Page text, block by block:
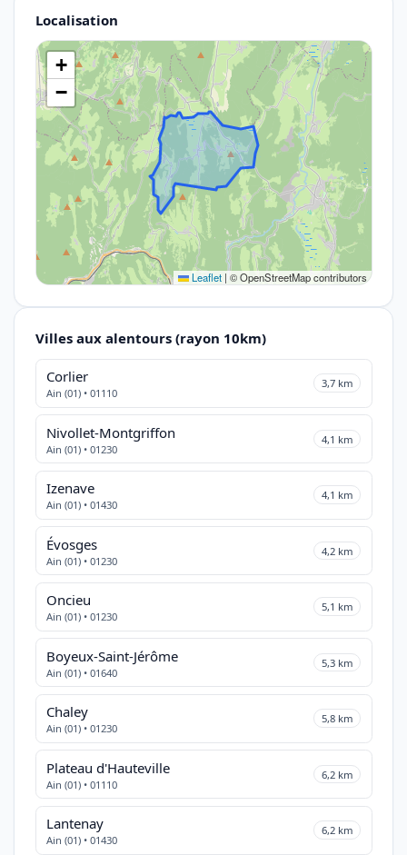
Localisation
+
−
Leaflet | © OpenStreetMap contributors
Villes aux alentours (rayon 10km)
Corlier
Ain (01) • 01110
3,7 km
Nivollet-Montgriffon
Ain (01) • 01230
4,1 km
Izenave
Ain (01) • 01430
4,1 km
Évosges
Ain (01) • 01230
4,2 km
Oncieu
Ain (01) • 01230
5,1 km
Boyeux-Saint-Jérôme
Ain (01) • 01640
5,3 km
Chaley
Ain (01) • 01230
5,8 km
Plateau d'Hauteville
Ain (01) • 01110
6,2 km
Lantenay
Ain (01) • 01430
6,2 km